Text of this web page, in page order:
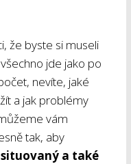
že byste si museli
jde jako po
nevíte, jaké
a jak problémy
vám
tak, aby
a také